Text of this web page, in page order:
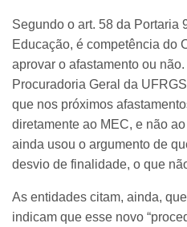
Segundo o art. 58 da Portaria
Educação, é competência do
aprovar o afastamento ou
Procuradoria Geral da
que nos próximos
diretamente ao MEC, e não
ainda usou o argumento de
desvio de finalidade, o que
As entidades citam, ainda,
indicam que esse novo